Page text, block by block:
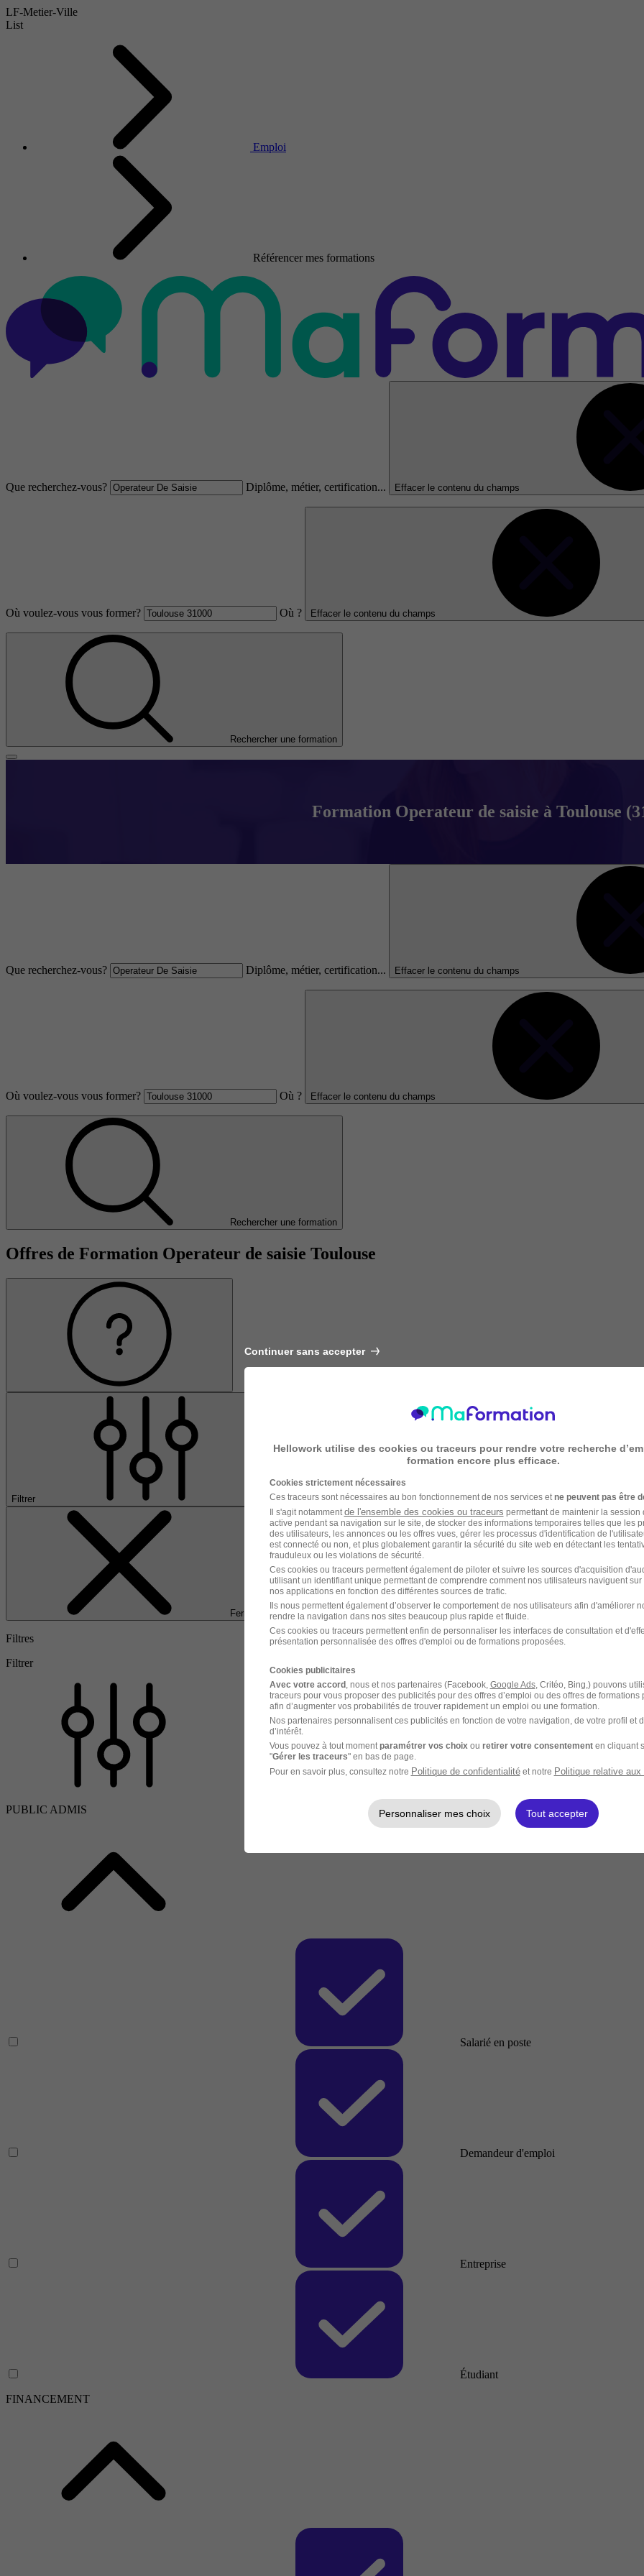
LF-Metier-Ville
List
Emploi
Référencer mes formations
Que recherchez-vous? Diplôme, métier, certification... Effacer le contenu du champs
Où voulez-vous vous former? Où ? Effacer le contenu du champs
Rechercher une formation
Formation Operateur de saisie à Toulouse
Que recherchez-vous? Diplôme, métier, certification... Effacer le contenu du champs
Où voulez-vous vous former? Où ? Effacer le contenu du champs
Rechercher une formation
Offres de Formation Operateur de saisie Toulouse
Filtrer
Fermer
Filtres
Filtrer
PUBLIC ADMIS
Salarié en poste
Demandeur d'emploi
Entreprise
Étudiant
FINANCEMENT
Continuer sans accepter
Hellowork utilise des cookies ou traceurs pour rendre votre recherche
formation encore plus efficace.
Cookies strictement nécessaires
Ces traceurs sont nécessaires au bon fonctionnement de nos services et ne peuvent pas être
Il s'agit notamment de l'ensemble des cookies ou traceurs permettant de maintenir la session
active pendant sa navigation sur le site, de stocker des informations temporaires telles que les
des utilisateurs, les annonces ou les offres vues, gérer les processus d'identification de
est connecté ou non, et plus globalement garantir la sécurité du site web en détectant les
frauduleux ou les violations de sécurité.
Ces cookies ou traceurs permettent également de piloter et suivre les sources d'acquisition
utilisant un identifiant unique permettant de comprendre comment nos utilisateurs naviguent sur
nos applications en fonction des différentes sources de trafic.
Ils nous permettent également d’observer le comportement de nos utilisateurs afin d'améliorer
rendre la navigation dans nos sites beaucoup plus rapide et fluide.
Ces cookies ou traceurs permettent enfin de personnaliser les interfaces de consultation et
présentation personnalisée des offres d'emploi ou de formations proposées.
Cookies publicitaires
Avec votre accord, nous et nos partenaires (Facebook, Google Ads, Critéo, Bing,) pouvons
traceurs pour vous proposer des publicités pour des offres d’emploi ou des offres de formations
afin d’augmenter vos probabilités de trouver rapidement un emploi ou une formation.
Nos partenaires personnalisent ces publicités en fonction de votre navigation, de votre profil et
d’intérêt.
Vous pouvez à tout moment paramétrer vos choix ou retirer votre consentementen cliquant
"Gérer les traceurs" en bas de page.
Pour en savoir plus, consultez notre Politique de confidentialitéet notre Politique relative aux
Personnaliser mes choix Tout accepter